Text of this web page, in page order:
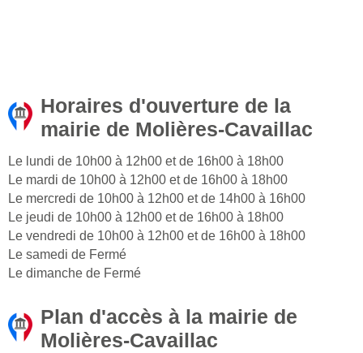
Horaires d'ouverture de la
mairie de Molières-Cavaillac
Le lundi de 10h00 à 12h00 et de 16h00 à 18h00
Le mardi de 10h00 à 12h00 et de 16h00 à 18h00
Le mercredi de 10h00 à 12h00 et de 14h00 à 16h00
Le jeudi de 10h00 à 12h00 et de 16h00 à 18h00
Le vendredi de 10h00 à 12h00 et de 16h00 à 18h00
Le samedi de Fermé
Le dimanche de Fermé
Plan d'accès à la mairie de
Molières-Cavaillac